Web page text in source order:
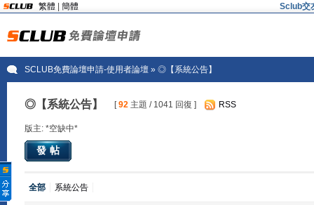
繁體 簡體 Sclub交
SCLUB免費論壇申請-使用者論壇» ◎【系統公告】
◎【系統公告】 [92主題 / 1041 回復 ] RSS
版主: *空缺中*
發帖
全部 系統公告